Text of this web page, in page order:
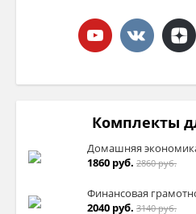
Комплекты
Домашняя
1860 руб. 2860 руб.
Финансовая
2040 руб. 3140 руб.